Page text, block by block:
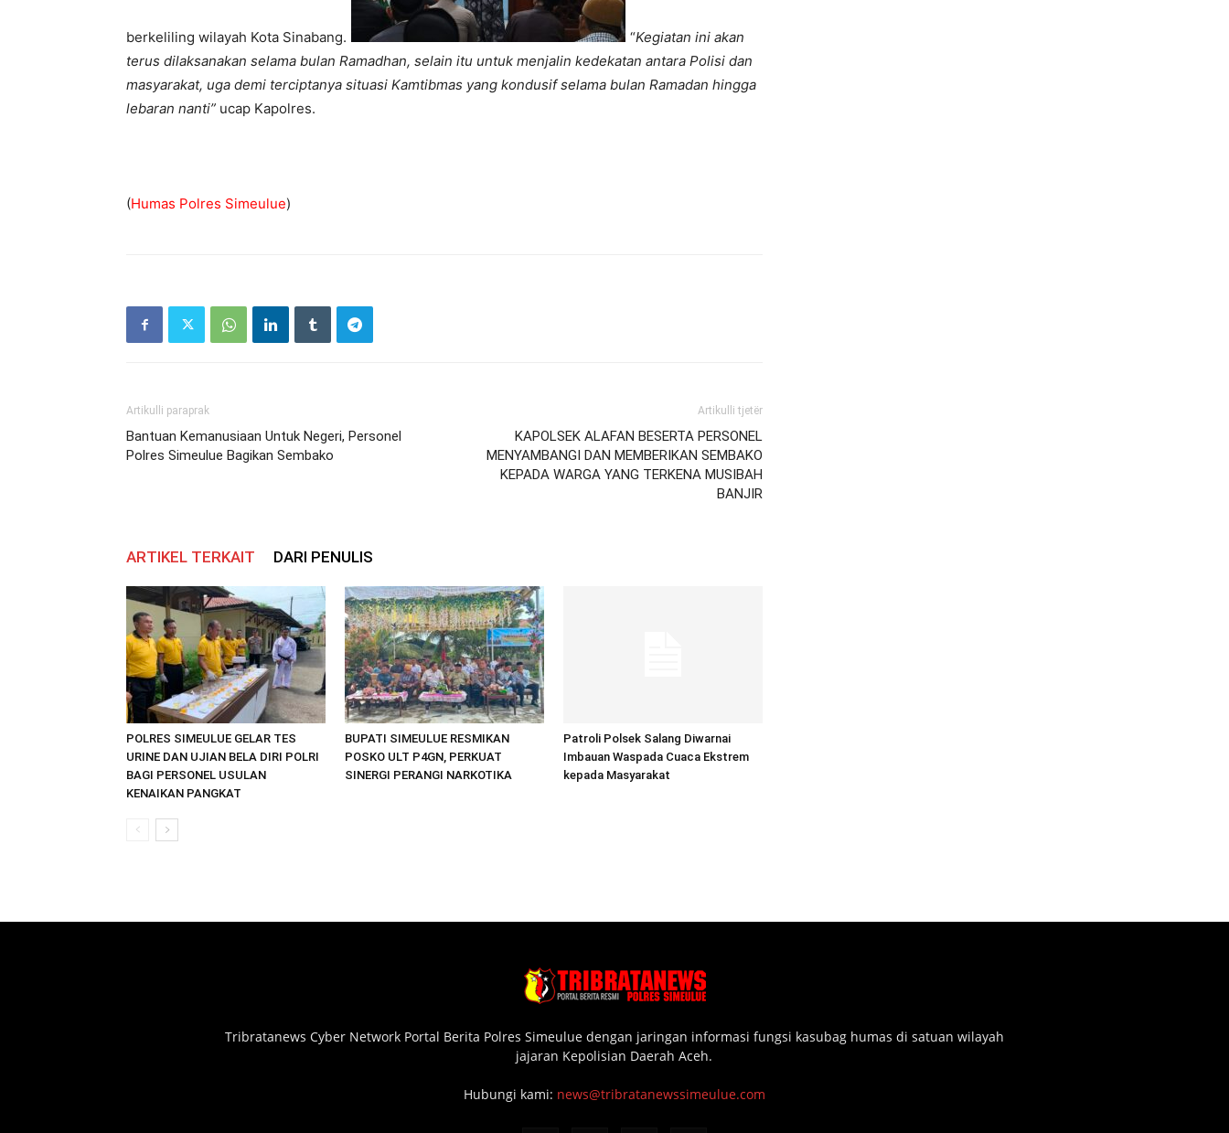
berkeliling wilayah Kota Sinabang. “Kegiatan ini akan
terus dilaksanakan selama bulan Ramadhan, selain itu untuk menjalin kedekatan antara Polisi dan
masyarakat, uga demi terciptanya situasi Kamtibmas yang kondusif selama bulan Ramadan hingga
lebaran nanti” ucap Kapolres.
(Humas Polres Simeulue)
Artikulli paraprak
Bantuan Kemanusiaan Untuk Negeri, Personel
Polres Simeulue Bagikan Sembako
Artikulli tjetër
KAPOLSEK ALAFAN BESERTA PERSONEL
MENYAMBANGI DAN MEMBERIKAN SEMBAKO
KEPADA WARGA YANG TERKENA MUSIBAH
BANJIR
ARTIKEL TERKAIT DARI PENULIS
POLRES SIMEULUE GELAR TES
URINE DAN UJIAN BELA DIRI POLRI
BAGI PERSONEL USULAN
KENAIKAN PANGKAT
BUPATI SIMEULUE RESMIKAN
POSKO ULT P4GN, PERKUAT
SINERGI PERANGI NARKOTIKA
Patroli Polsek Salang Diwarnai
Imbauan Waspada Cuaca Ekstrem
kepada Masyarakat
Tribratanews Cyber Network Portal Berita Polres Simeulue dengan jaringan informasi fungsi kasubag humas di satuan wilayah
jajaran Kepolisian Daerah Aceh.
Hubungi kami: news@tribratanewssimeulue.com